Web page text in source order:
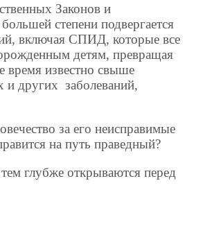
Законов и
степени подвергается
включая СПИД, которые все
детям, превращая
время известно свыше
и других заболеваний,
за его неисправимые
на путь праведный?
глубже открываются перед